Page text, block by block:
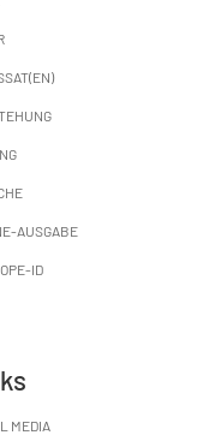
AUSGABE
ID
MEDIA